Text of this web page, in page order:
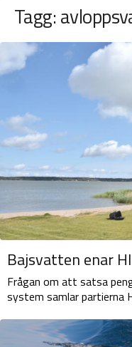
Tagg:
Bajsvatten enar
Frågan om att satsa
system samlar partierna